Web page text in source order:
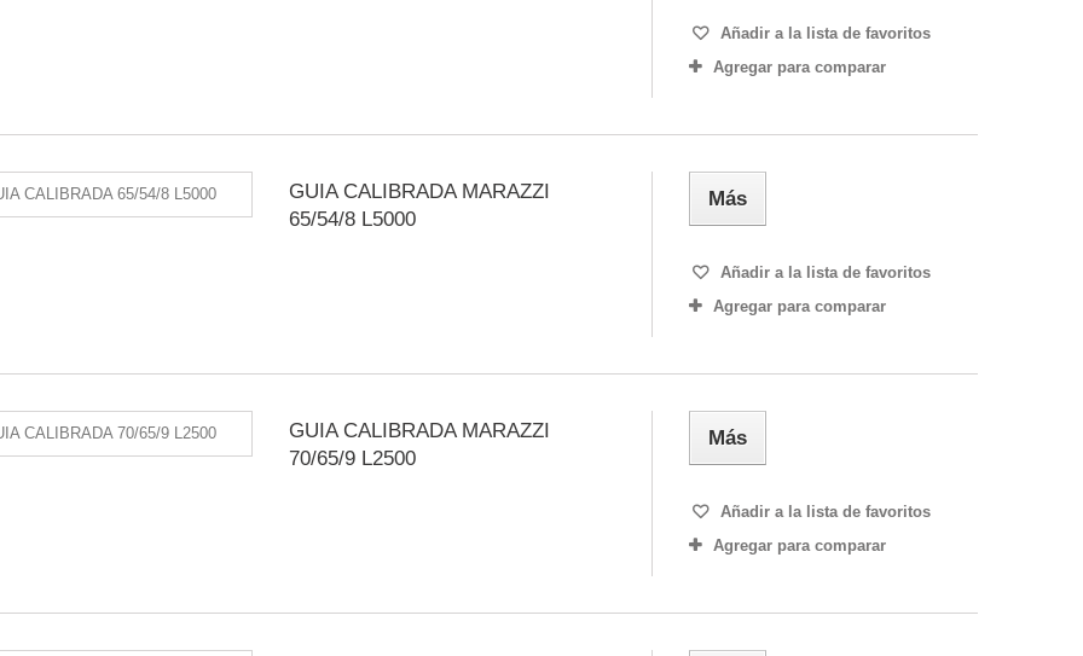
Añadir a la lista de favoritos
Agregar para comparar
GUIA CALIBRADA MARAZZI
65/54/8 L5000
Más
Añadir a la lista de favoritos
Agregar para comparar
GUIA CALIBRADA MARAZZI
70/65/9 L2500
Más
Añadir a la lista de favoritos
Agregar para comparar